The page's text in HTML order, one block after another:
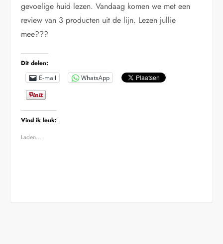
gevoelige huid lezen. Vandaag komen we met een
review van 3 producten uit de lijn. Lezen jullie
mee???
Dit delen:
E-mail WhatsApp
Vind ik leuk:
Laden...